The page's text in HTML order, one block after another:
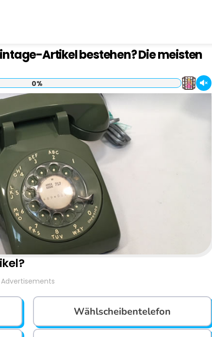
Artikel bestehen? Die meisten
0%
Advertisements
Wählscheibentelefon